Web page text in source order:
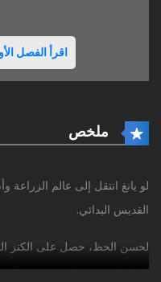
اقرأ الفصل
ملخص
لو يانغ انتقل إلى عالم
القديس البدائي.
لحسن الحظ، حصل على الكنز
له بإعادة بدء حياة جديدة بعد